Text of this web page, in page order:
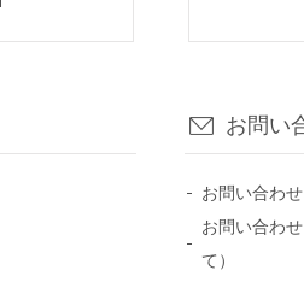
お問い
お問い合わ
お問い合わ
て）